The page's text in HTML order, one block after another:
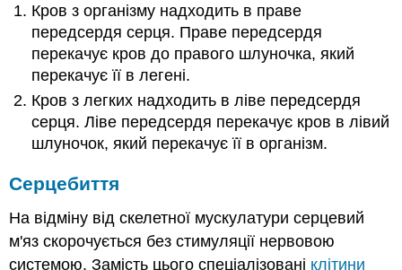
Кров з організму надходить в праве
передсердя серця. Праве передсердя
перекачує кров до правого шлуночка, який
перекачує її в легені.
Кров з легких надходить в ліве передсердя
серця. Ліве передсердя перекачує кров в лівий
шлуночок, який перекачує її в організм.
Серцебиття
На відміну від скелетної мускулатури серцевий
м'яз скорочується без стимуляції нервовою
системою. Замість цього спеціалізовані клітини